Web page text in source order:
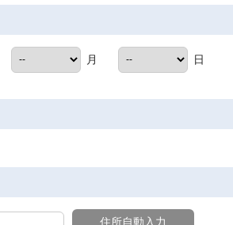
月 日
住所自動入力